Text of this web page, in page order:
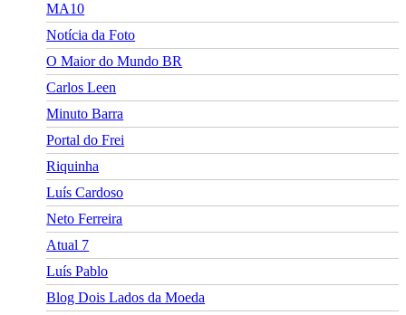
MA10
Notícia da Foto
O Maior do Mundo BR
Carlos Leen
Minuto Barra
Portal do Frei
Riquinha
Luís Cardoso
Neto Ferreira
Atual 7
Luís Pablo
Blog Dois Lados da Moeda